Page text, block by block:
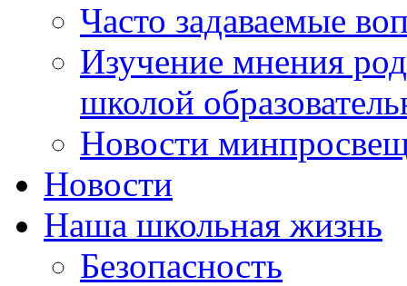
Часто задаваемые
Изучение мнения
школой
Новости
Новости
Наша школьная жизнь
Безопасность